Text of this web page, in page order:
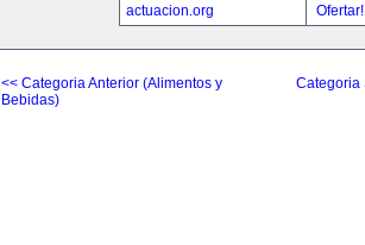
actuacion.org
<< Categoria Anterior (Alimentos y
Bebidas)
Categoria